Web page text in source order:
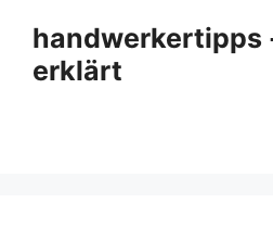
Inhalt
springen
handwerkertipps
erklärt